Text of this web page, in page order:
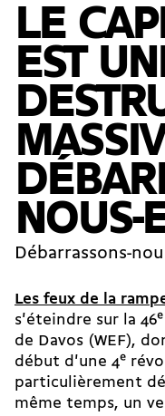
LE
EST
NOUS-
Débarrassons-
Les feux de la
s'éteindre sur la 46e
de Davos (WEF),
début d'une 4e
particulièrement
même temps, un